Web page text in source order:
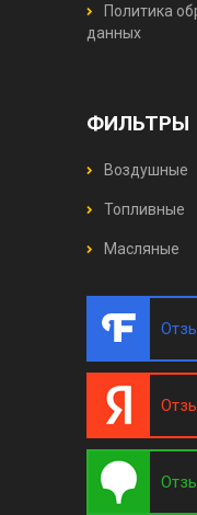
Политика
данных
ФИЛЬТРЫ
Воздушные
Топливные
Масляные